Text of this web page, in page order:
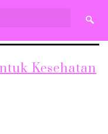
Kesehatan